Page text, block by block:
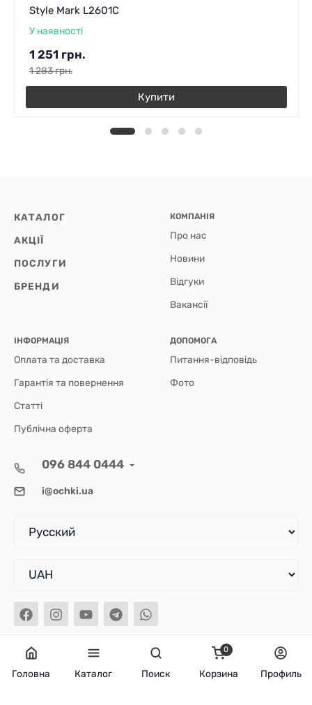
Style Mark L2601C
У наявності
1 251 грн.
1 283грн.
Купити
КАТАЛОГ
АКЦІЇ
ПОСЛУГИ
БРЕНДИ
КОМПАНІЯ
Про нас
Новини
Відгуки
Вакансії
ІНФОРМАЦІЯ
Оплата та доставка
Гарантія та повернення
Статті
Публічна оферта
ДОПОМОГА
Питання-відповідь
Фото
096 844 0444
i@ochki.ua
Головна Каталог Поиск
0
Корзина Профиль